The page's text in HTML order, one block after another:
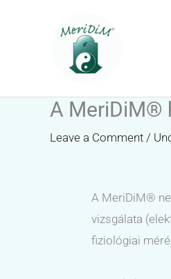
A MeriDiM®
Leave a Comment /
A MeriDiM®
vizsgálata
fiziológiai